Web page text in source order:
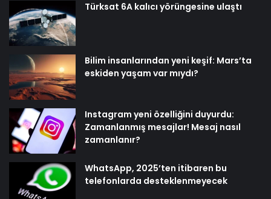
Türksat 6A kalıcı yörüngesine ulaştı
Bilim insanlarından yeni keşif: Mars’ta
eskiden yaşam var mıydı?
Instagram yeni özelliğini duyurdu:
Zamanlanmış mesajlar! Mesaj nasıl
zamanlanır?
WhatsApp, 2025’ten itibaren bu
telefonlarda desteklenmeyecek